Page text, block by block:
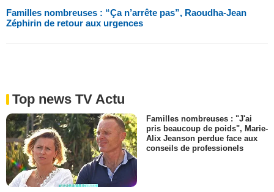
Familles nombreuses : “Ça n’arrête pas”, Raoudha-Jean
Zéphirin de retour aux urgences
Top news TV Actu
Familles nombreuses : "J'ai
pris beaucoup de poids", Marie-
Alix Jeanson perdue face aux
conseils de professionels